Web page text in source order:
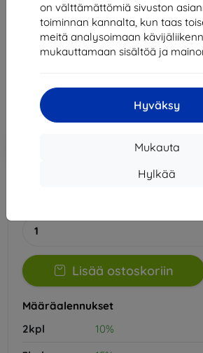
on välttämättömiä sivuston
toiminnan kannalta, kun taas
meitä analysoimaan
mukauttamaan sisältöä ja
Hyväksy
Mukauta
Hylkää
3mk ARC+ Protective film for
Nokia 5310
13,90 €
12,51 €
Hinta ilman ALV:tä
Alennus kupongilla
Lisää ostoskoriin
Määräalennukset
2kpl
10%